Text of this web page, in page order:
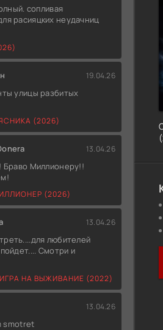
сопливая
расияцких неудачниц
19.04.26
улицы разбитых
(2026)
13.04.26
Миллионеру!!
(2026)
13.04.26
любителей
Смотри и
НА ВЫЖИВАНИЕ (2022)
13.04.26
smotret